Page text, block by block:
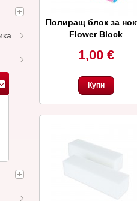
Полиращ блок за
Flower Block
1,00 €
Купи